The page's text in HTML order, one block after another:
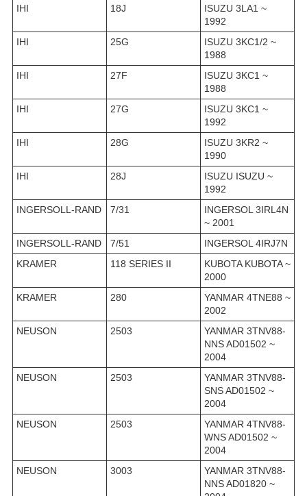
IHI 18J
ISUZU 3LA1 ~
1992
IHI
25G
ISUZU 3KC1/2 ~
1988
IHI
27F
ISUZU 3KC1 ~
1988
IHI
27G
ISUZU 3KC1 ~
1992
IHI
28G
ISUZU 3KR2 ~
1990
IHI
28J
ISUZU ISUZU ~
1992
INGERSOLL-RAND
7/31
INGERSOL 3IRL4N
~ 2001
INGERSOLL-RAND
7/51
INGERSOL 4IRJ7N
KRAMER
118 SERIES II
KUBOTA KUBOTA ~
2000
KRAMER
280
YANMAR 4TNE88 ~
2002
NEUSON
2503
YANMAR 3TNV88-
NNS AD01502 ~
2004
NEUSON
2503
YANMAR 3TNV88-
SNS AD01502 ~
2004
NEUSON
2503
YANMAR 4TNV88-
WNS AD01502 ~
2004
NEUSON
3003
YANMAR 3TNV88-
NNS AD01820 ~